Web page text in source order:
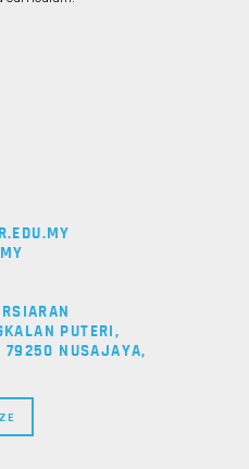
PUTERI,
79250 NUSAJAYA,